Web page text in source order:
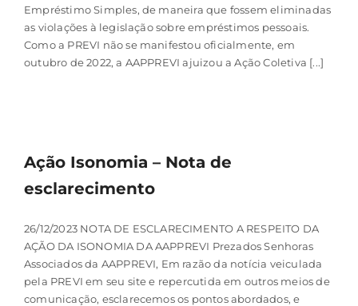
Empréstimo Simples, de maneira que fossem eliminadas
as violações à legislação sobre empréstimos pessoais.
Como a PREVI não se manifestou oficialmente, em
outubro de 2022, a AAPPREVI ajuizou a Ação Coletiva [...]
Ação Isonomia – Nota de
esclarecimento
26/12/2023 NOTA DE ESCLARECIMENTO A RESPEITO DA
AÇÃO DA ISONOMIA DA AAPPREVI Prezados Senhoras
Associados da AAPPREVI, Em razão da notícia veiculada
pela PREVI em seu site e repercutida em outros meios de
comunicação, esclarecemos os pontos abordados, e